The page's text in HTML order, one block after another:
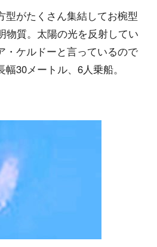
型がたくさん集結してお椀型
物質。太陽の光を反射してい
・ケルドーと言っているので
30メートル、6人乗船。